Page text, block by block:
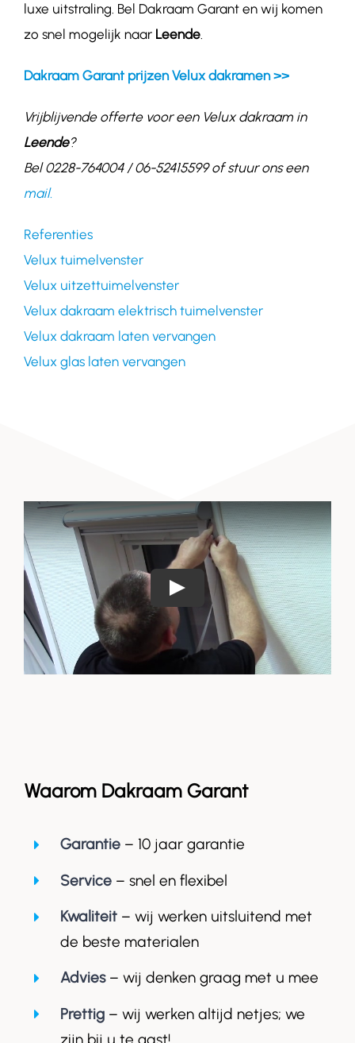
luxe uitstraling. Bel Dakraam Garant en wij komen
zo snel mogelijk naar Leende.
Dakraam Garant prijzen Velux dakramen >>
Vrijblijvende offerte voor een Velux dakraam in
Leende?
Bel 0228-764004 / 06-52415599 of stuur ons een
mail.
Referenties
Velux tuimelvenster
Velux uitzettuimelvenster
Velux dakraam elektrisch tuimelvenster
Velux dakraam laten vervangen
Velux glas laten vervangen
Waarom Dakraam Garant
Garantie– 10 jaar garantie
Service – snel en flexibel
Kwaliteit– wij werken uitsluitend met
de beste materialen
Advies– wij denken graag met u mee
Prettig– wij werken altijd netjes; we
zijn bij u te gast!